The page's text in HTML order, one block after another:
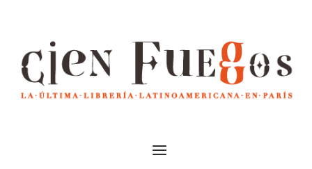
Menu